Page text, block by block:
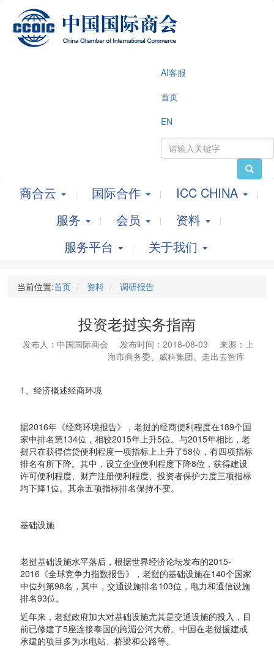
AI客服
首页
EN
商合云 国际合作
ICC CHINA
服务
会员
资料
服务平台
关于我们
当前位置:首页 资料 调研报告
投资老挝实务指南
发布人：中国国际商会 发布时间：2018-08-03
来源：上
海市商务委、威科集团、走出去智库
1、经济概述经商环境
据2016年《经商环境报告》，老挝的经商便利程度在189个国
家中排名第134位，相较2015年上升5位。与2015年相比，老
挝只在获得信贷便利程度一项指标上上升了58位，有四项指标
排名有所下降。其中，设立企业便利程度下降8位，获得建设
许可便利程度、财产注册便利程度、投资者保护力度三项指标
均下降1位。其余五项指标排名保持不变。
基础设施
老挝基础设施水平落后，根据世界经济论坛发布的2015-
2016《全球竞争力指数报告》，老挝的基础设施在140个国家
中位列第98名，其中，交通设施排名103位，电力和通信设施
排名93位。
近年来，老挝政府加大对基础设施尤其是交通设施的投入，目
前已修建了5座连接泰国的跨湄公河大桥。中国在老挝援建或
承建的项目多为水电站、桥梁和公路等。